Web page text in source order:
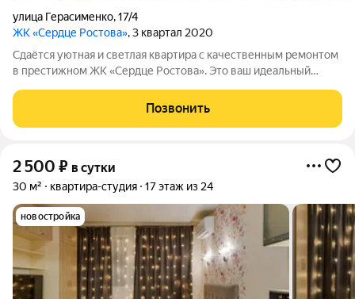
улица Герасименко,17/4
ЖК «Сердце Ростова», 3 квартал 2020
Сдаётся уютная и светлая квартира с качественным ремонтом
в престижном ЖК «Сердце Ростова». Это ваш идеальный
есть всё, чтобы почувствовать себя как дома. О квартире:
Простор и свет,
Позвонить
2 500 ₽ в сутки
30 м² квартира-студия 17 этаж из 24
новостройка